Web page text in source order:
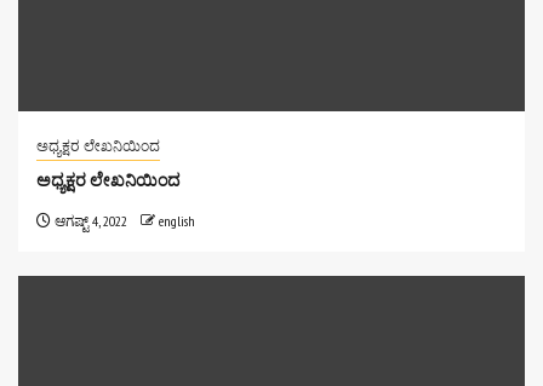
ಅಧ್ಯಕ್ಷರ ಲೇಖನಿಯಿಂದ
ಅಧ್ಯಕ್ಷರ ಲೇಖನಿಯಿಂದ
ಆಗಷ್ಟ್ 4, 2022 english